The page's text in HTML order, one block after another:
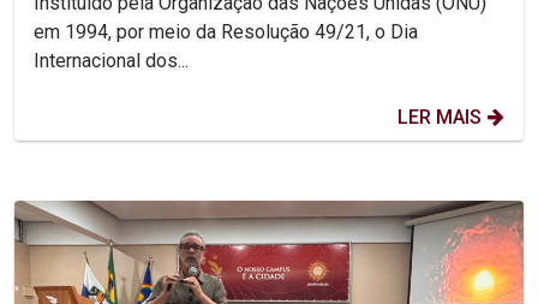
em 1994, por meio da Resolução 49/21, o Dia
Internacional dos...
LER MAIS